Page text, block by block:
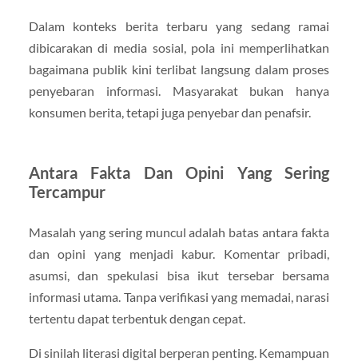
Dalam konteks berita terbaru yang sedang ramai
dibicarakan di media sosial, pola ini memperlihatkan
bagaimana publik kini terlibat langsung dalam proses
penyebaran informasi. Masyarakat bukan hanya
konsumen berita, tetapi juga penyebar dan penafsir.
Antara Fakta Dan Opini Yang Sering
Tercampur
Masalah yang sering muncul adalah batas antara fakta
dan opini yang menjadi kabur. Komentar pribadi,
asumsi, dan spekulasi bisa ikut tersebar bersama
informasi utama. Tanpa verifikasi yang memadai, narasi
tertentu dapat terbentuk dengan cepat.
Di sinilah literasi digital berperan penting. Kemampuan